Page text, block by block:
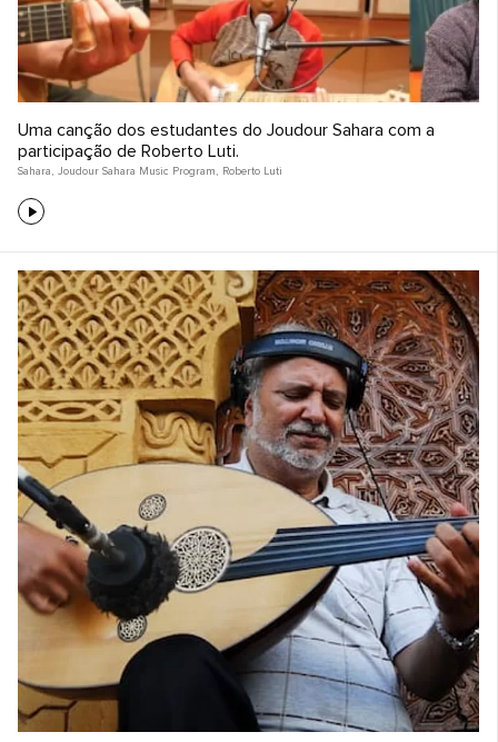
Uma canção dos estudantes do Joudour Sahara com a
participação de Roberto Luti.
Sahara , Joudour Sahara Music Program , Roberto Luti